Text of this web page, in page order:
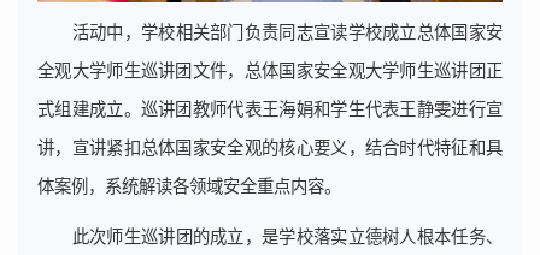
活动中，学校相关部门负责同志宣读学校成立总体国家安
全观大学师生巡讲团文件，总体国家安全观大学师生巡讲团正
式组建成立。巡讲团教师代表王海娟和学生代表王静雯进行宣
讲，宣讲紧扣总体国家安全观的核心要义，结合时代特征和具
体案例，系统解读各领域安全重点内容。
此次师生巡讲团的成立，是学校落实立德树人根本任务、